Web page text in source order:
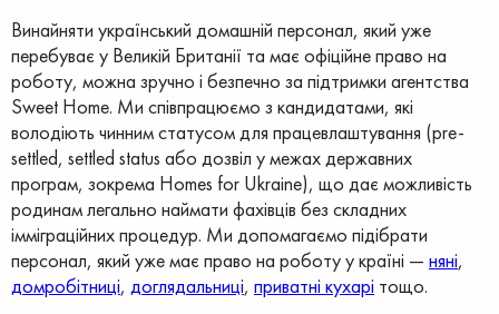
Винайняти український домашній персонал, який уже
перебуває у Великій Британії та має офіційне право на
роботу, можна зручно і безпечно за підтримки агентства
Sweet Home. Ми співпрацюємо з кандидатами, які
володіють чинним статусом для працевлаштування (pre-
settled, settled status або дозвіл у межах державних
програм, зокрема Homes for Ukraine), що дає можливість
родинам легально наймати фахівців без складних
імміграційних процедур. Ми допомагаємо підібрати
персонал, який уже має право на роботу у країні — няні,
домробітниці, доглядальниці, приватні кухарі тощо.